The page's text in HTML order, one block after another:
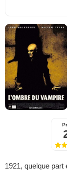
1921, quelque